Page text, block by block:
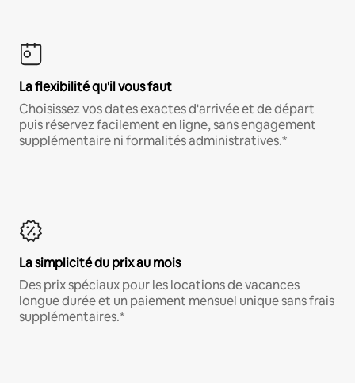
La flexibilité qu'il vous faut
Choisissez vos dates exactes d'arrivée et de départ
puis réservez facilement en ligne, sans engagement
supplémentaire ni formalités administratives.*
La simplicité du prix au mois
Des prix spéciaux pour les locations de vacances
longue durée et un paiement mensuel unique sans frais
supplémentaires.*